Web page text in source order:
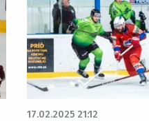
17.02.2025 21:12